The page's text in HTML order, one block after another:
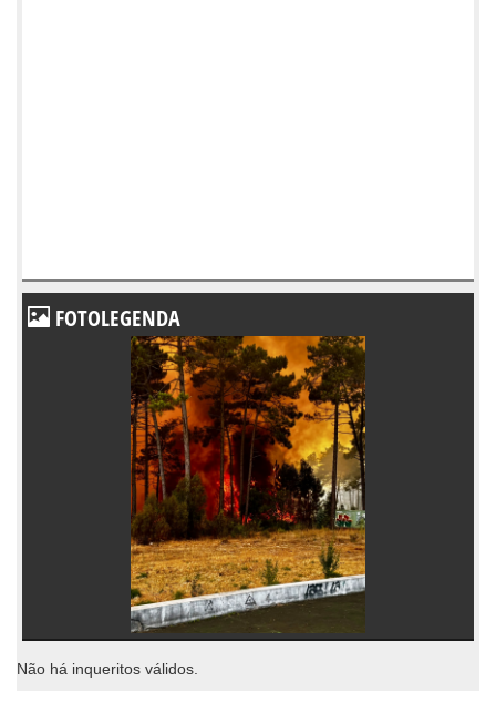
FOTOLEGENDA
Não há inqueritos válidos.